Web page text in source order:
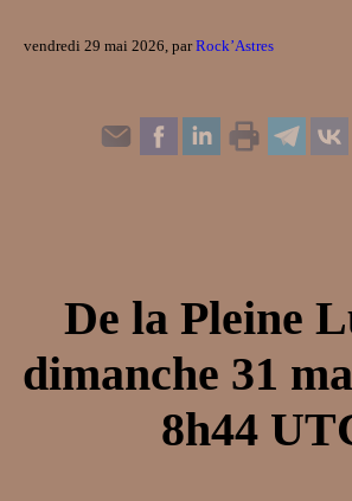
vendredi 29 mai 2026, parRock’Astres
De la Pleine
dimanche 31
8h44